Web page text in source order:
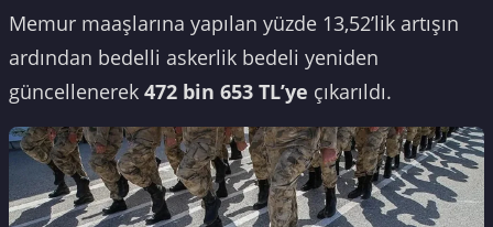
Memur maaşlarına yapılan yüzde 13,52’lik artışın
ardından bedelli askerlik bedeli yeniden
güncellenerek 472 bin 653 TL’ye çıkarıldı.